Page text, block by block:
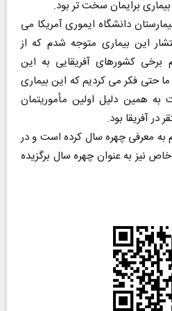
برایمان سخت تر بود.
دانشگاه ایموری آمریکا می
این بیماری متوجه شدم که از
برخی کشورهای آفریقایی به این
حتی فکر می کردیم که این بیماری
به همین دلیل اولین مأموریتمان
آفریقا بود.
از سال 1927 اقدام به معرفی چهره سال کرده است و در
نیز به عنوان چهره سال برگزیده